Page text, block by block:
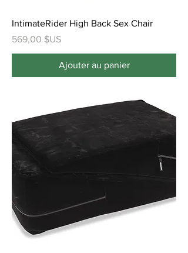
IntimateRider High Back Sex Chair
Prix
569,00 $US
Ajouter au panier